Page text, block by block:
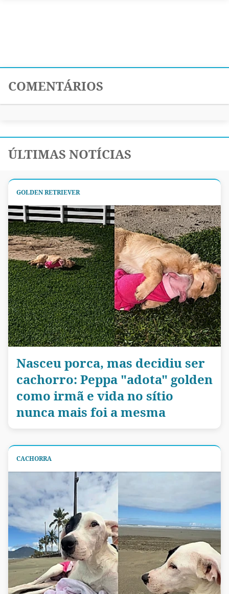
COMENTÁRIOS
ÚLTIMAS NOTÍCIAS
GOLDEN RETRIEVER
Nasceu porca, mas decidiu ser
cachorro: Peppa "adota" golden
como irmã e vida no sítio
nunca mais foi a mesma
CACHORRA